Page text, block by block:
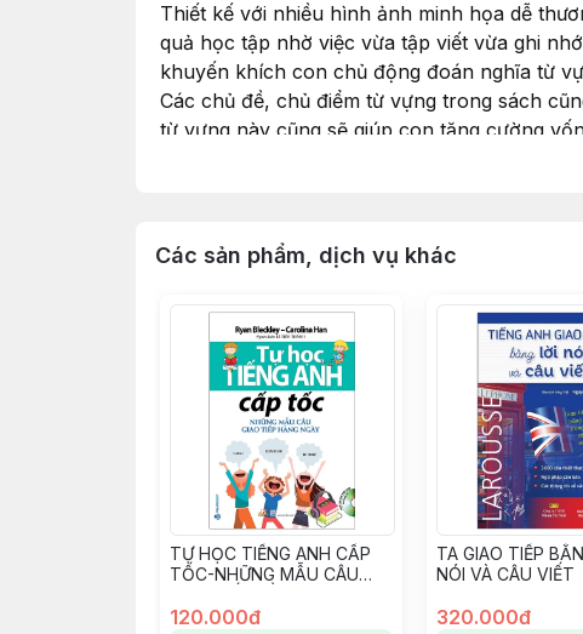
Thiết kế với nhiều hình ảnh minh họa dễ
quả học tập nhờ việc vừa tập viết vừa ghi
khuyến khích con chủ động đoán nghĩa từ
Các chủ đề, chủ điểm từ vựng trong sách
từ vựng này cũng sẽ giúp con tăng cường
Kèm sau mỗi bài học là những hoạt động
Các sản phẩm, dịch vụ khác
TỰ HỌC TIẾNG ANH CẤP
TỐC-NHỮNG MẪU CÂU
120.000đ
TA GIAO TIẾP
NÓI VÀ CÂU VIẾT
320.000đ